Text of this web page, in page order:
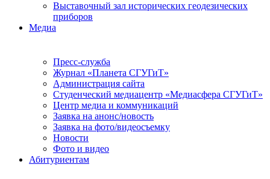
Выставочный зал исторических геодезических
приборов
Медиа
Пресс-служба
Журнал «Планета СГУГиТ»
Администрация сайта
Студенческий медиацентр «Медиасфера СГУГиТ»
Центр медиа и коммуникаций
Заявка на анонс/новость
Заявка на фото/видеосъемку
Новости
Фото и видео
Абитуриентам